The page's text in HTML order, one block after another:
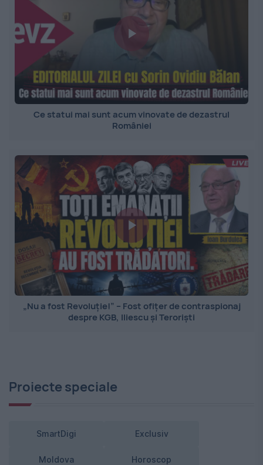
Ce statui mai sunt acum vinovate de dezastrul
României
„Nu a fost Revoluție!” – Fost ofițer de contraspionaj
despre KGB, Iliescu și Teroriști
Proiecte speciale
SmartDigi Exclusiv
Moldova Horoscop